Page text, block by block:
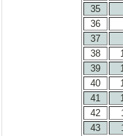
35
36
37
38
39
40
41
42
43